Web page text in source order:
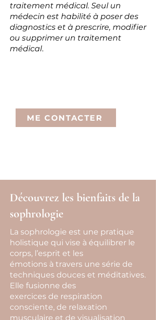
traitement médical. Seul un
médecin est habilité à poser des
diagnostics et à prescrire, modifier
ou supprimer un traitement
médical.
ME CONTACTER
Découvrez les bienfaits de la
sophrologie
La sophrologie est une pratique
holistique qui vise à équilibrer le
corps, l’esprit et les
émotions à travers une série de
techniques douces et méditatives.
Elle fusionne des
exercices de respiration
consciente, de relaxation
musculaire et de visualisation